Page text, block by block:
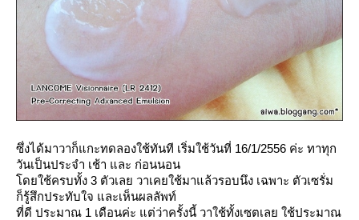
ซึ่งได้มาวาก็แกะทดลองใช้ทันที เริ่มใช้วันที่ 16/1/2556 ค่ะ ทาทุก
วันเป็นประจำ เช้า และ ก่อนนอน
ดยใช้ครบทั้ง 3 ตัวเลย วาเคยใช้มาแล้วรอบนึง เฉพาะ ตัวเซรั่ม
ก็รู้สึกประทับใจ และเห็นผลลัพท์
ที่ดี ประมาณ 1 เดือนค่ะ แต่ว่าครั้งนี้ วาใช้ทั้งเซตเลย ใช้ประมาณ